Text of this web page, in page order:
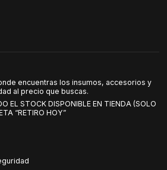
encuentras los insumos, accesorios y
al precio que buscas.
EL STOCK DISPONIBLE EN TIENDA (SOLO
“RETIRO HOY”